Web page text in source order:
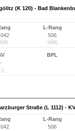
(K 120) - Bad
L-Rang
506
(436)
-
)
BPL
Straße (L 1112) -
L-Rang
506